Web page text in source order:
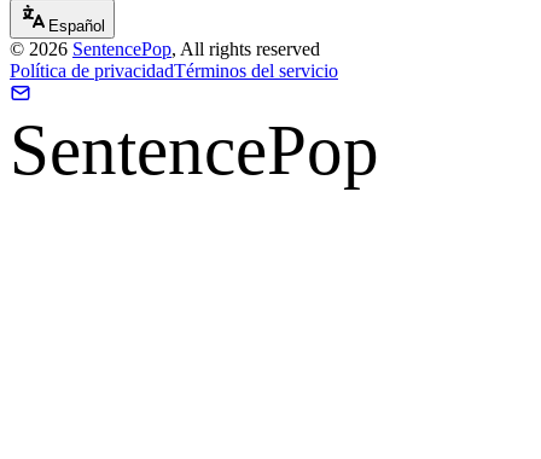
Español
© 2026 SentencePop, All rights reserved
Política de privacidadTérminos del servicio
SentencePop